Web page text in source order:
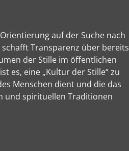
auf der Suche nach
Transparenz über bereits
der Stille im öffentlichen
es, eine „Kultur der Stille“ zu
Menschen dient und die das
und spirituellen Traditionen